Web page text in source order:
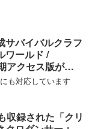
サバイバルクラフ
ワールド /
アクセス版が
本日リリース
も対応しています
収録された「クリ